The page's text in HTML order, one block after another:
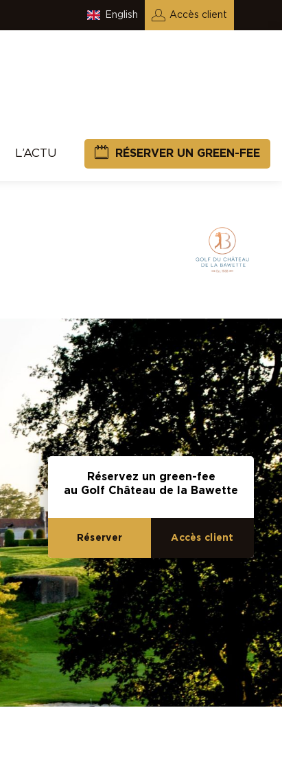
English Accès client
L’ACTU RÉSERVER UN GREEN-FEE
Réservez un green-fee
au Golf Château de la Bawette
Accès client